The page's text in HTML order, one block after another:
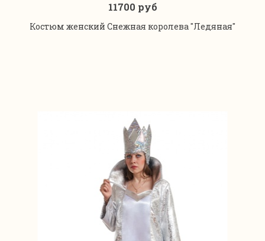
11700 руб
Костюм женский Снежная королева "Ледяная"